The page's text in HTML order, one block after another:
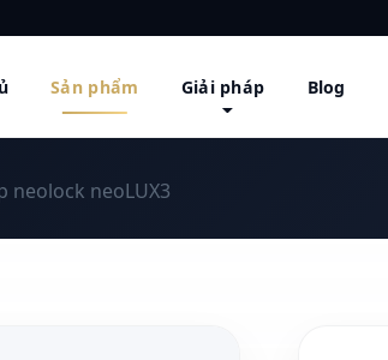
Sản phẩm Giải pháp Blog
neolock neoLUX3